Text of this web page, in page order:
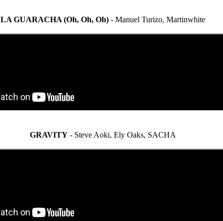
LA GUARACHA (Oh, Oh, Oh)- Manuel Turizo, Martinwhite
GRAVITY- Steve Aoki, Ely Oaks, SACHA